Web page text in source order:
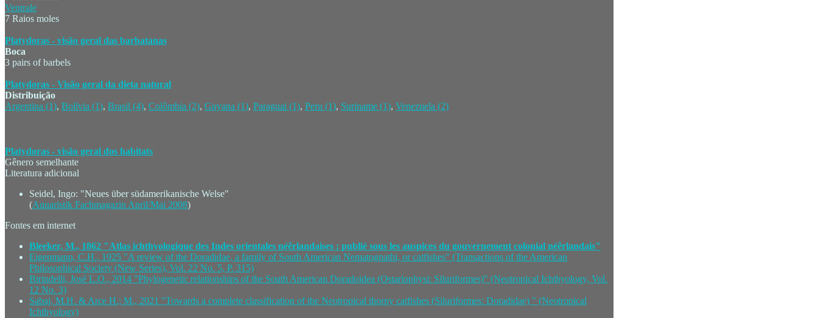
Ventrale
7 Raios moles
Platydoras - visão geral das barbatanas
Boca
3 pairs of barbels
Platydoras - Visão geral da dieta natural
Distribuição
Argentina (1), Bolívia (1), Brasil (4), Colômbia (2), Guyana (1), Paraguai (1), Peru (1), Suriname (1), Venezuela (2)
Platydoras - visão geral dos habitats
Gênero semelhante
Literatura adicional
Seidel, Ingo: "Neues über südamerikanische Welse"
(Aquaristik Fachmagazin April/Mai 2008)
Fontes em internet
Bleeker, M., 1862 "Atlas ichthyologique des Indes orientales néêrlandaises : publié sous les auspices du gouvernement colonial néêrlandais"
Eigenmann, C.H., 1925 "A review of the Doradidae, a family of South American Nematognathi, or catfishes" (Transactions of the American
Philosophical Society (New Series), Vol. 22 No. 5, P. 315)
Birindelli, José L.O., 2014 "Phylogenetic relationships of the South American Doradoidea (Ostariophysi: Siluriformes)" (Neotropical Ichthyology, Vol.
12 No. 3)
Sabaj, M.H. & Arce H.; M., 2021 "Towards a complete classification of the Neotropical thorny catfishes (Siluriformes: Doradidae) " (Neotropical
Ichthyology)